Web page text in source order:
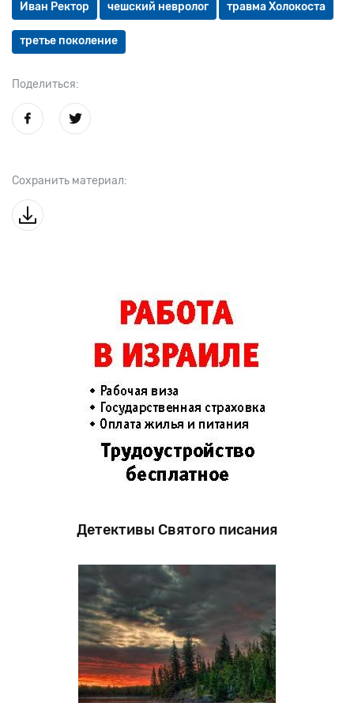
Иван Ректор чешский невролог травма Холокоста
третье поколение
Поделиться:
Сохранить материал:
Детективы Святого писания